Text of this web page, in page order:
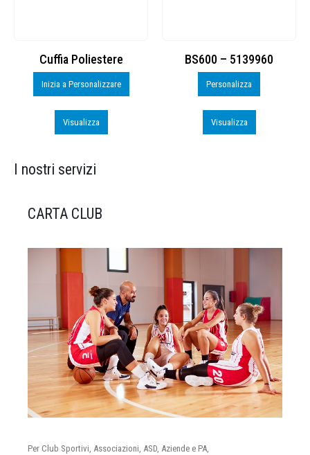
Cuffia Poliestere
Inizia a Personalizzare
Visualizza
BS600 – 5139960
Personalizza
Visualizza
I nostri servizi
CARTA CLUB
Per Club Sportivi, Associazioni, ASD, Aziende e PA,